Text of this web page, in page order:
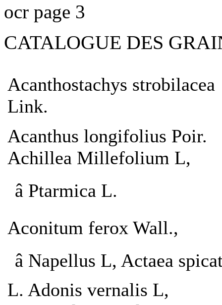
ocr page 3
CATALOGUE DES
Acanthostachys strobilacea
Link.
Acanthus longifolius Poir.
Achillea Millefolium L,
â Ptarmica L.
Aconitum ferox Wall.,
â Napellus L, Actaea
L. Adonis vernalis L,